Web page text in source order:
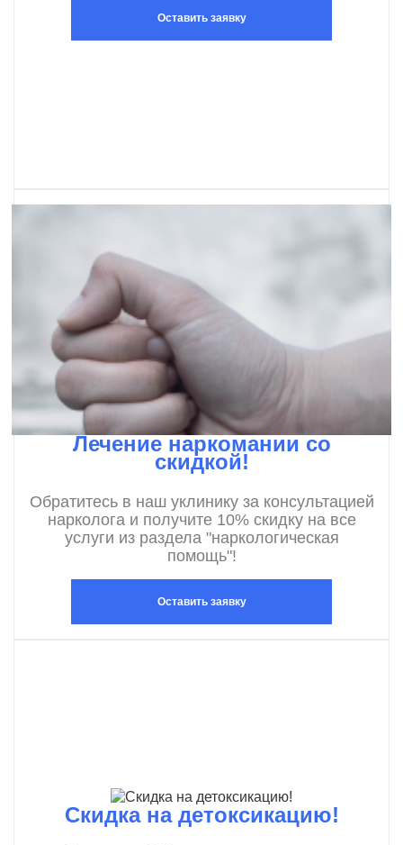
Оставить заявку
Лечение наркомании со
скидкой!
Обратитесь в наш уклинику за консультацией
нарколога и получите 10% скидку на все
услуги из раздела "наркологическая
помощь"!
Оставить заявку
Скидка на детоксикацию!